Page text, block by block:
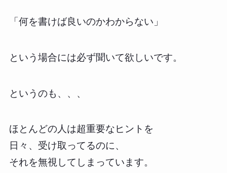
「何を書けば良いのかわからない」
という場合には必ず聞いて欲しいです。
というのも、、、
ほとんどの人は超重要なヒントを
日々、受け取ってるのに、
それを無視してしまっています。